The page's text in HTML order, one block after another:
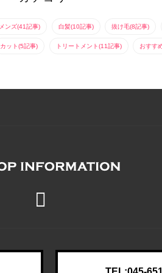
メンズ(41記事) 白髪(10記事) 抜け毛(8記事)
カット(5記事) トリートメント(11記事) おすす